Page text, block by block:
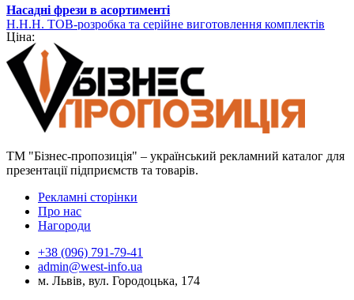
Насадні фрези в асортименті
Н.Н.Н. ТОВ-розробка та серійне виготовлення комплектів
фрез
Ціна:
ТМ "Бізнес-пропозиція" – український рекламний каталог для
презентації підприємств та товарів.
Рекламні сторінки
Про нас
Нагороди
+38 (096) 791-79-41
admin@west-info.ua
м. Львів, вул. Городоцька, 174